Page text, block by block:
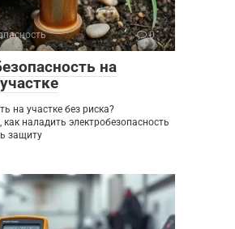
0
на
на участке без риска?
наладить электробезопасность
защиту